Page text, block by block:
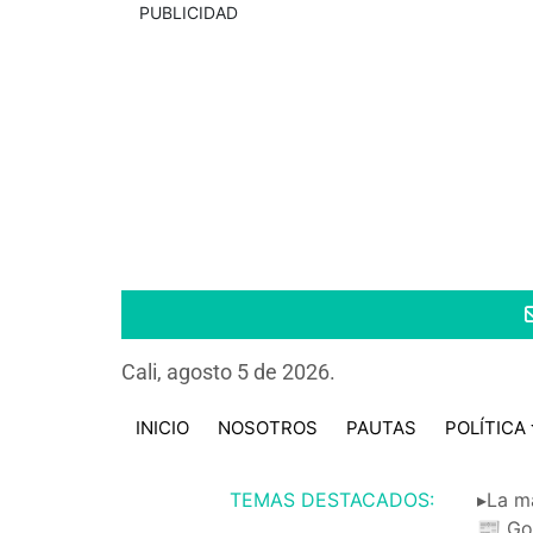
PUBLICIDAD
Cali, agosto 5 de 2026.
INICIO NOSOTROS PAUTAS POLÍTICA
TEMAS DESTACADOS:
▸La
📰